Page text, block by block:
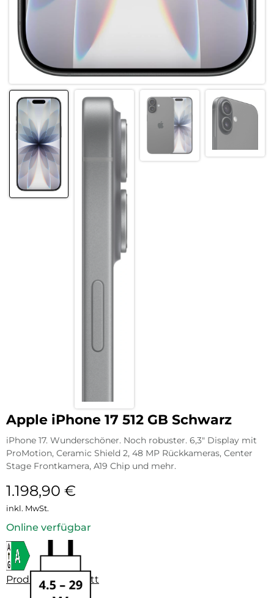
Apple iPhone 17 512 GB Schwarz
iPhone 17. Wunderschöner. Noch robuster. 6,3″ Display mit
ProMotion, Ceramic Shield 2, 48 MP Rückkameras, Center
Stage Frontkamera, A19 Chip und mehr.
1.198,90 €
inkl. MwSt.
Online verfügbar
Produktdatenblatt